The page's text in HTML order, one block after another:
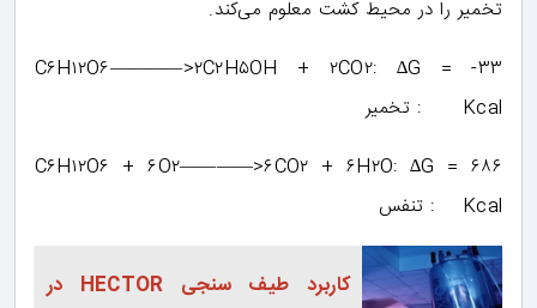
تخمیر را در محیط کشت معلوم می‌کند.
C۶H۱۲O۶————>۲C۲H۵OH + ۲CO۲: ∆G = -۳۳
Kcal : تخمیر
C۶H۱۲O۶ + ۶O۲————>۶CO۲ + ۶H۲O: ∆G = ۶۸۶
Kcal : تنفس
کاربرد طیف سنجی HECTOR در